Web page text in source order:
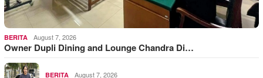
BERITA August 7, 2026
Owner Dupli Dining and Lounge Chandra Di…
BERITA August 7, 2026